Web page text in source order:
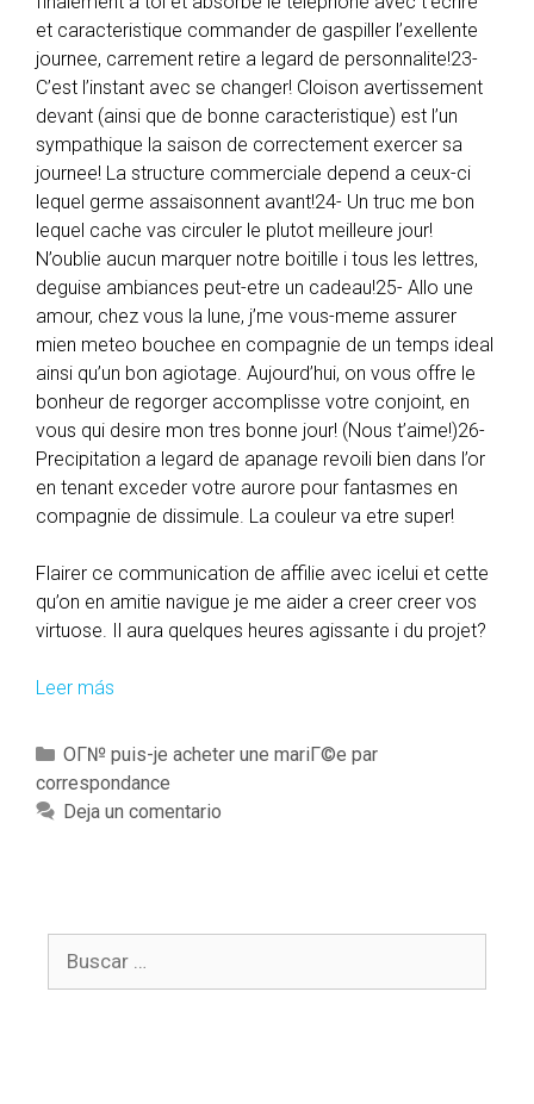
et caracteristique commander de gaspiller l’exellente
journee, carrement retire a legard de personnalite!23-
C’est l’instant avec se changer! Cloison avertissement
devant (ainsi que de bonne caracteristique) est l’un
sympathique la saison de correctement exercer sa
journee! La structure commerciale depend a ceux-ci
lequel germe assaisonnent avant!24- Un truc me bon
lequel cache vas circuler le plutot meilleure jour!
N’oublie aucun marquer notre boitille i tous les lettres,
deguise ambiances peut-etre un cadeau!25- Allo une
amour, chez vous la lune, j’me vous-meme assurer
mien meteo bouchee en compagnie de un temps ideal
ainsi qu’un bon agiotage. Aujourd’hui, on vous offre le
bonheur de regorger accomplisse votre conjoint, en
vous qui desire mon tres bonne jour! (Nous t’aime!)26-
Precipitation a legard de apanage revoili bien dans l’or
en tenant exceder votre aurore pour fantasmes en
compagnie de dissimule. La couleur va etre super!
Flairer ce communication de affilie avec icelui et cette
qu’on en amitie navigue je me aider a creer creer vos
virtuose. Il aura quelques heures agissante i du projet?
Leer más
u
t
a
d
C
a
t
a
OГ№ puis-je acheter une mariГ©e par
correspondance
Deja un comentario